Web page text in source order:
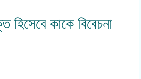
হিসেবে কাকে বিবেচনা